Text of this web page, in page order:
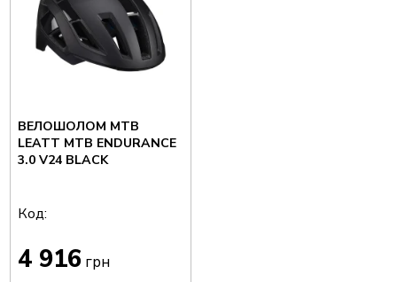
ВЕЛОШОЛОМ MTB
LEATT MTB ENDURANCE
3.0 V24 BLACK
Код:
4 916 грн